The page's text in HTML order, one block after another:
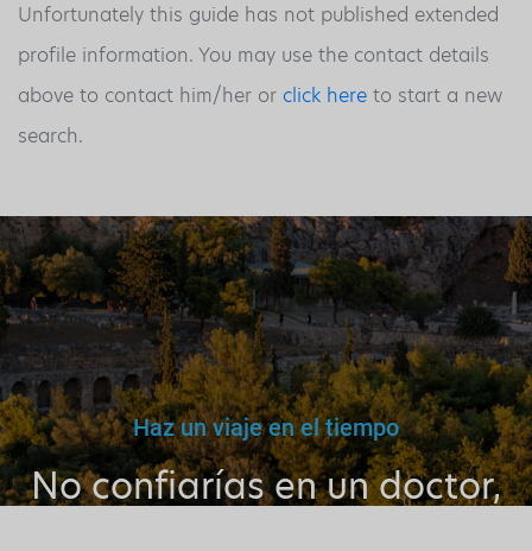
Unfortunately this guide has not published extended
profile information. You may use the contact details
above to contact him/her or click here to start a new
search.
Haz un viaje en el tiempo
No confiarías en un doctor,